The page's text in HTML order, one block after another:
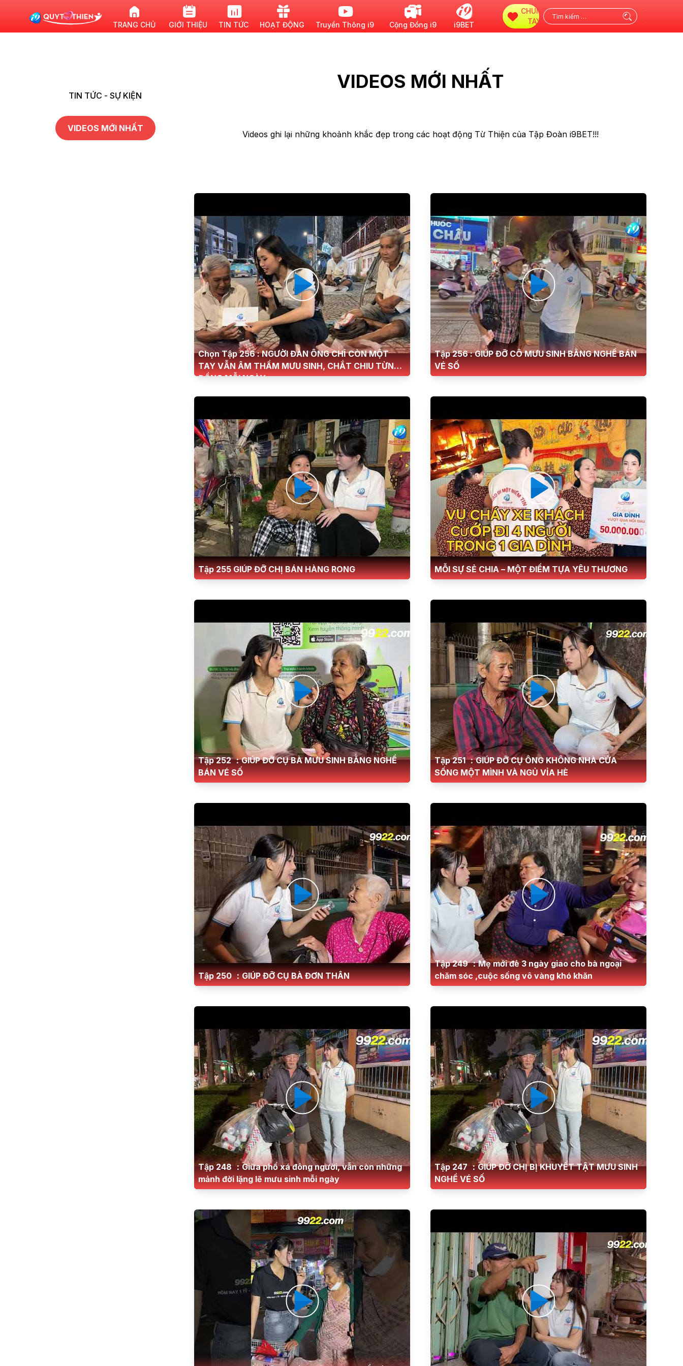
TRANG CHỦ GIỚI THIỆU TIN TỨC HOẠT ĐỘNG Truyền Thông i9 Cộng Đồng i9 i9BET
CHUNG
TAY
kiếm
TIN TỨC - SỰ KIỆN
VIDEOS MỚI NHẤT
VIDEOS MỚI NHẤT
Videos ghi lại những khoảnh khắc đẹp trong các hoạt động Từ Thiện của Tập Đoàn i9BET!!!
Chọn Tập 256 : NGƯỜI ĐÀN ÔNG CHỈ CÒN MỘT
TAY VẪN ÂM THẦM MƯU SINH, CHẮT CHIU TỪNG
ĐỒNG MỖI NGÀY
Tập 256 : GIÚP ĐỠ CÔ MƯU SINH BẰNG NGHỀ BÁN
VÉ SỐ
Tập 255 GIÚP ĐỠ CHỊ BÁN HÀNG RONG MỖI SỰ SẺ CHIA – MỘT ĐIỂM TỰA YÊU THƯƠNG
Tập 252 ：GIÚP ĐỠ CỤ BÀ MƯU SINH BẰNG NGHỀ
BÁN VÉ SỐ
Tập 251 ：GIÚP ĐỠ CỤ ÔNG KHÔNG NHÀ CỬA
SỐNG MỘT MÌNH VÀ NGỦ VỈA HÈ
Tập 250 ：GIÚP ĐỠ CỤ BÀ ĐƠN THÂN
Tập 249 ：Mẹ mới đẻ 3 ngày giao cho bà ngoại
chăm sóc ,cuộc sống vô vàng khó khăn
Tập 248 ：Giữa phố xá đông người, vẫn còn những
mảnh đời lặng lẽ mưu sinh mỗi ngày
Tập 247 ：GIÚP ĐỠ CHỊ BỊ KHUYẾT TẬT MƯU SINH
NGHỀ VÉ SỐ